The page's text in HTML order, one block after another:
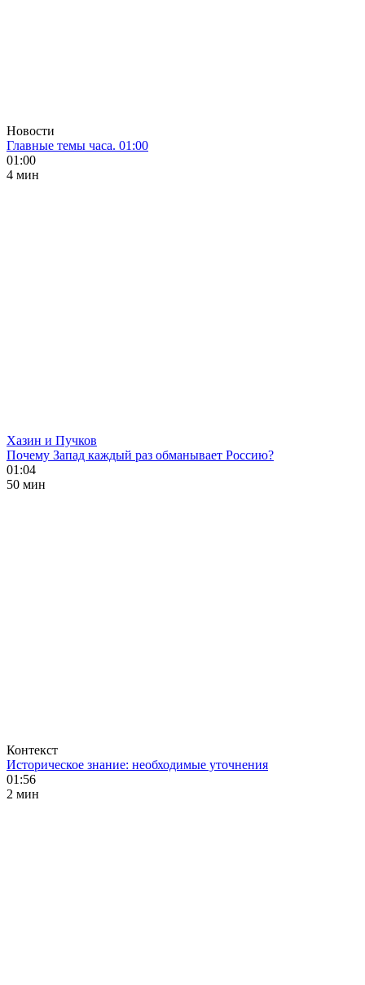
Новости
Главные темы часа. 01:00
01:00
4 мин
Хазин и Пучков
Почему Запад каждый раз обманывает Россию?
01:04
50 мин
Контекст
Историческое знание: необходимые уточнения
01:56
2 мин